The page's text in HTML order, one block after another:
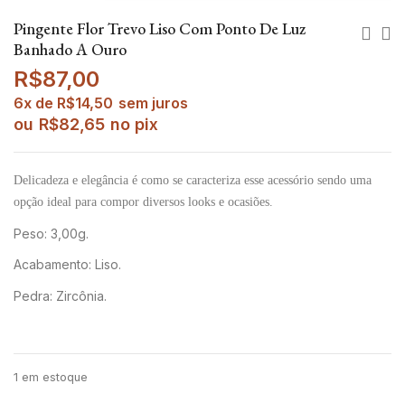
Pingente Flor Trevo Liso Com Ponto De Luz
Banhado A Ouro
R$87,00
6x de R$14,50 sem juros
ou R$82,65 no pix
Delicadeza e elegância é como se caracteriza esse acessório sendo uma
opção ideal para compor diversos looks e ocasiões.
Peso: 3,00g.
Acabamento: Liso.
Pedra: Zircônia.
1 em estoque